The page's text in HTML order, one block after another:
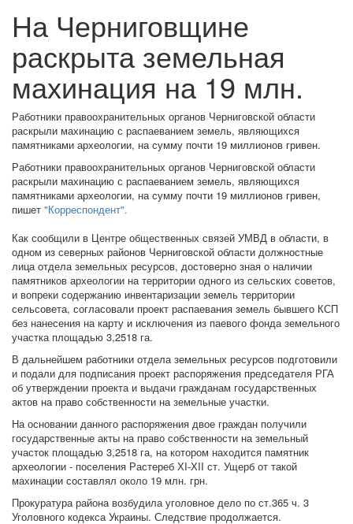
На Черниговщине
раскрыта земельная
махинация на 19 млн.
Работники правоохранительных органов Черниговской области
раскрыли махинацию с распаеванием земель, являющихся
памятниками археологии, на сумму почти 19 миллионов гривен.
Работники правоохранительных органов Черниговской области
раскрыли махинацию с распаеванием земель, являющихся
памятниками археологии, на сумму почти 19 миллионов гривен,
пишет "Корреспондент".
Как сообщили в Центре общественных связей УМВД в области, в
одном из северных районов Черниговской области должностные
лица отдела земельных ресурсов, достоверно зная о наличии
памятников археологии на территории одного из сельских советов,
и вопреки содержанию инвентаризации земель территории
сельсовета, согласовали проект распаевания земель бывшего КСП
без нанесения на карту и исключения из паевого фонда земельного
участка площадью 3,2518 га.
В дальнейшем работники отдела земельных ресурсов подготовили
и подали для подписания проект распоряжения председателя РГА
об утверждении проекта и выдачи гражданам государственных
актов на право собственности на земельные участки.
На основании данного распоряжения двое граждан получили
государственные акты на право собственности на земельный
участок площадью 3,2518 га, на котором находится памятник
археологии - поселения Растереб ХI-ХII ст. Ущерб от такой
махинации составлял около 19 млн. грн.
Прокуратура района возбудила уголовное дело по ст.365 ч. 3
Уголовного кодекса Украины. Следствие продолжается.